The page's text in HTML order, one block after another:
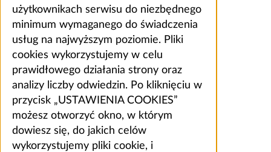
użytkownikach serwisu do niezbędnego
minimum wymaganego do świadczenia
usług na najwyższym poziomie. Pliki
cookies wykorzystujemy w celu
prawidłowego działania strony oraz
analizy liczby odwiedzin. Po kliknięciu w
przycisk „USTAWIENIA COOKIES”
możesz otworzyć okno, w którym
dowiesz się, do jakich celów
wykorzystujemy pliki cookie, i